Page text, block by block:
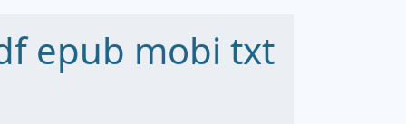
epub mobi txt